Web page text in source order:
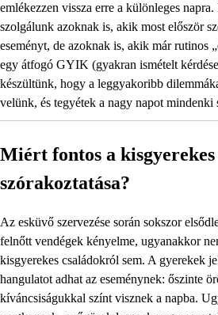
emlékezzen vissza erre a különleges
szolgálunk azoknak is, akik most először
eseményt, de azoknak is, akik már rutinos
egy átfogó GYIK (gyakran ismételt
készültünk, hogy a leggyakoribb
velünk, és tegyétek a nagy napot mindenki
Miért fontos a kisgyerekes
szórakoztatása?
Az esküvő szervezése során sokszor
felnőtt vendégek kényelme, ugyanakkor
kisgyerekes családokról sem. A gyerekek
hangulatot adhat az eseménynek: őszinte
kíváncsiságukkal színt visznek a napba.